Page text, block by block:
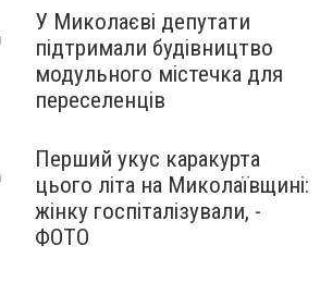
У Миколаєві депутати
підтримали будівництво
модульного містечка для
переселенців
Перший укус каракурта
цього літа на Миколаївщині:
жінку госпіталізували, -
ФОТО